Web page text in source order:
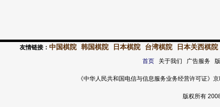
友情链接： 中国棋院 韩国棋院 日本棋院 台湾棋院 日本关西棋院
首页关于我们 广告服务
《中华人民共和国电信与信息服务业务经营许可证
版权所有